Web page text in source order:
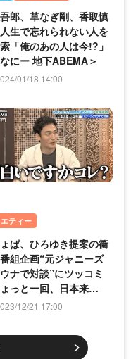
郎、草なぎ剛、香取慎
生で忘れられない人を
「俺のあの人は今!?」
にー 地下ABEMA＞
01/18 14:00
ティー
ぱ、ひろゆき提案の衝
組企画“元ジャニーズ
ナで対談”にツッコミ
ょっと一回、日本来
＜ななにー 地下ABEM
12/21 17:00